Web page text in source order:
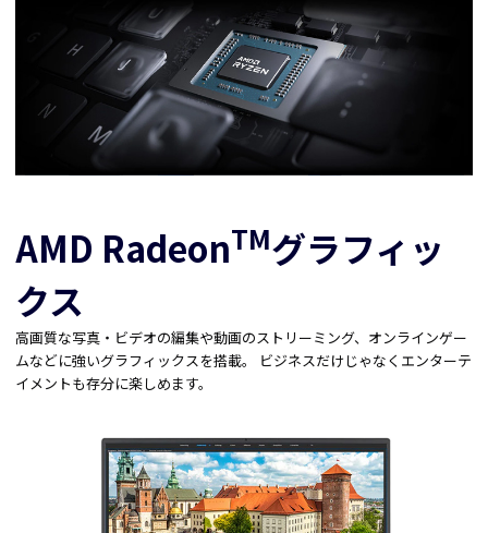
AMD RadeonTMグラフィッ
クス
高画質な写真・ビデオの編集や動画のストリーミング、オンラインゲー
ムなどに強いグラフィックスを搭載。 ビジネスだけじゃなくエンターテ
イメントも存分に楽しめます。